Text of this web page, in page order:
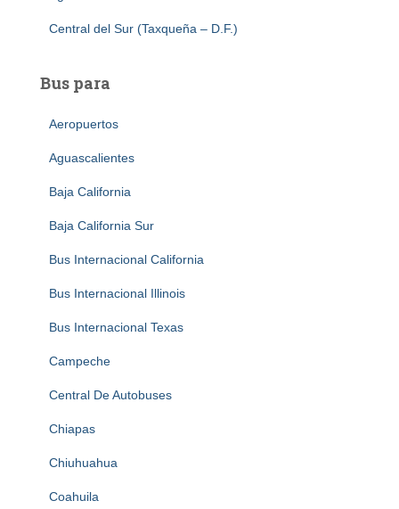
Central del Sur (Taxqueña – D.F.)
Bus para
Aeropuertos
Aguascalientes
Baja California
Baja California Sur
Bus Internacional California
Bus Internacional Illinois
Bus Internacional Texas
Campeche
Central De Autobuses
Chiapas
Chiuhuahua
Coahuila